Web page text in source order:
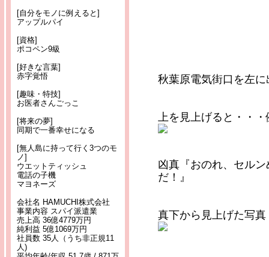
[自分をモノに例えると]
アップルパイ
[資格]
ポコペン9級
[好きな言葉]
赤字覚悟
[趣味・特技]
お医者さんごっこ
[将来の夢]
同期で一番幸せになる
[無人島に持って行く3つのモ
ノ]
ウエットティッシュ
電話の子機
マヨネーズ
会社名 HAMUCHI株式会社
事業内容 スパイ派遣業
売上高 36億4779万円
純利益 5億1069万円
社員数 35人（うち非正規11
人)
秋葉原電気街口を左
上を見上げると・・
凶真『おのれ、セル
だ！』
真下から見上げた写真